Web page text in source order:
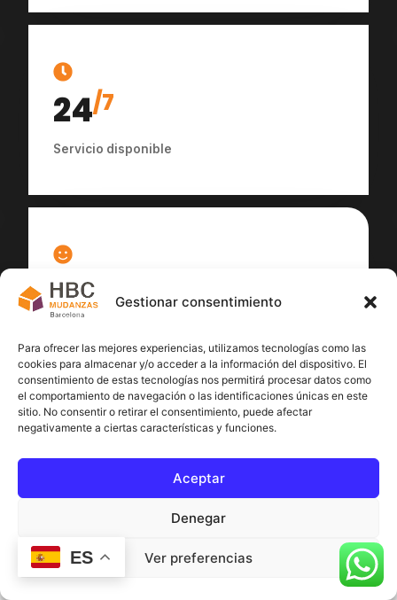
Gestionar consentimiento
Para ofrecer las mejores experiencias, utilizamos tecnologías como las
cookies para almacenar y/o acceder a la información del dispositivo. El
consentimiento de estas tecnologías nos permitirá procesar datos como
el comportamiento de navegación o las identificaciones únicas en este
sitio. No consentir o retirar el consentimiento, puede afectar
negativamente a ciertas características y funciones.
Aceptar
Denegar
Ver preferencias
24/7
Servicio disponible
100
ES